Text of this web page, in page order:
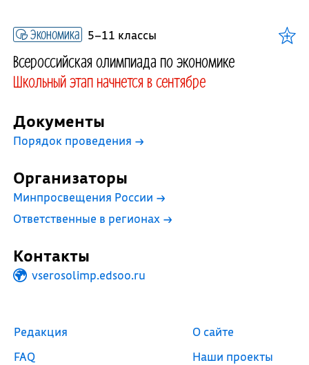
Экономика 5–11 классы
Всероссийская олимпиада по экономике
Школьный этап начнется в сентябре
Документы
Порядок проведения →
Организаторы
Минпросвещения России →
Ответственные в регионах →
Контакты
vserosolimp.edsoo.ru
Редакция
FAQ
О сайте
Наши проекты